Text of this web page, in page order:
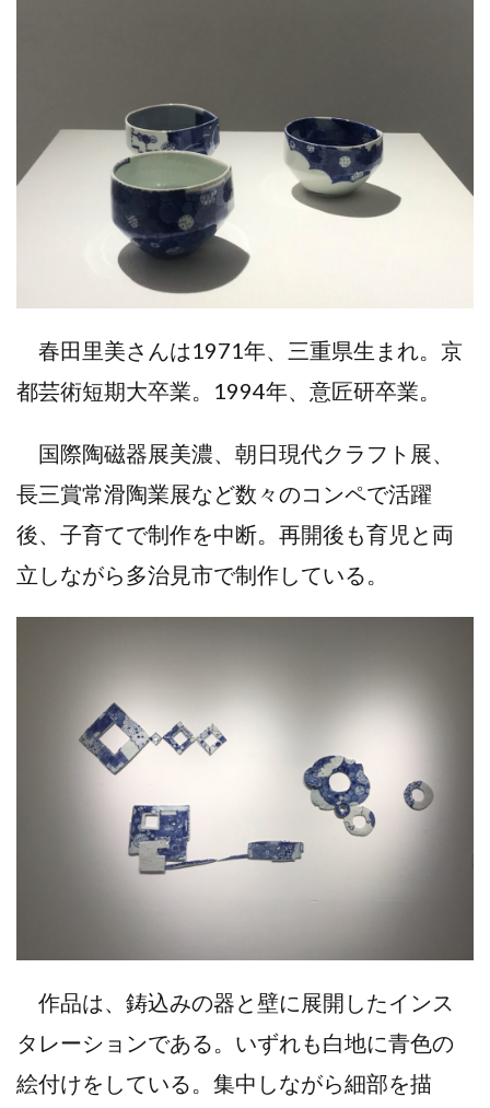
春田里美さんは1971年、三重県生まれ。京
都芸術短期大卒業。1994年、意匠研卒業。
国際陶磁器展美濃、朝日現代クラフト展、
長三賞常滑陶業展など数々のコンペで活躍
後、子育てで制作を中断。再開後も育児と両
立しながら多治見市で制作している。
作品は、鋳込みの器と壁に展開したインス
タレーションである。いずれも白地に青色の
絵付けをしている。集中しながら細部を描